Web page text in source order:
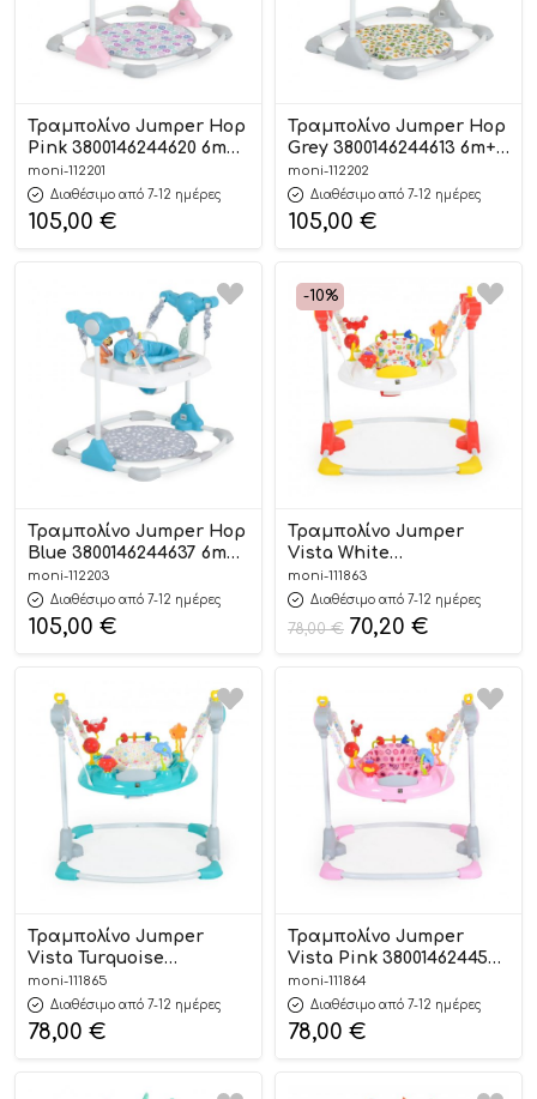
Τραμπολίνο Jumper Hop
Pink 3800146244620 6m+ –
Moni
moni-112201
Διαθέσιμο από 7-12 ημέρες
105,00 €
Τραμπολίνο Jumper Hop
Grey 3800146244613 6m+ –
Moni
moni-112202
Διαθέσιμο από 7-12 ημέρες
105,00 €
Τραμπολίνο Jumper Hop
Blue 3800146244637 6m+ –
Moni
moni-112203
Διαθέσιμο από 7-12 ημέρες
105,00 €
-10%
Τραμπολίνο Jumper
Vista White
3800146244576 – Moni
moni-111863
Διαθέσιμο από 7-12 ημέρες
78,00€ 70,20 €
Τραμπολίνο Jumper
Vista Turquoise
3800146244590 – Moni
moni-111865
Διαθέσιμο από 7-12 ημέρες
78,00 €
Τραμπολίνο Jumper
Vista Pink 3800146244583
– Moni
moni-111864
Διαθέσιμο από 7-12 ημέρες
78,00 €